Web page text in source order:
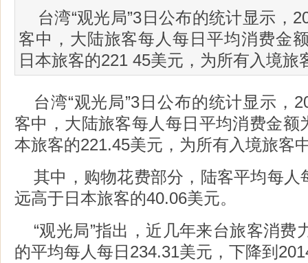
台湾“观光局”3日公布的统计显示，
客中，大陆旅客每人每日平均消费金
日本旅客的221 45美元，为所有入境旅
台湾“观光局”3日公布的统计显示，
客中，大陆旅客每人每日平均消费金额
本旅客的221.45美元，为所有入境旅客
其中，购物花费部分，陆客平均每人
远高于日本旅客的40.06美元。
“观光局”指出，近几年来台旅客消费
的平均每人每日234.31美元，下降到